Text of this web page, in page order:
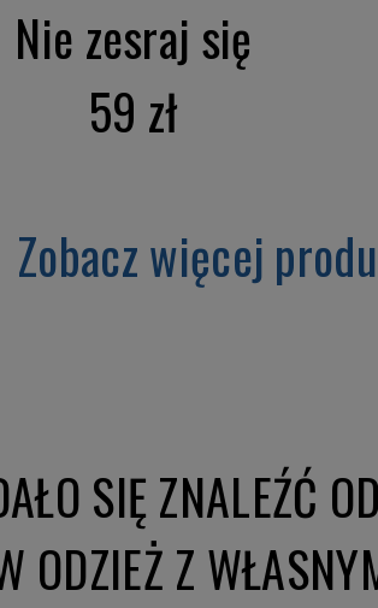
Nie zesraj się
59 zł
Zobacz więcej
SIĘ ZNALEŹĆ
ODZIEŻ Z